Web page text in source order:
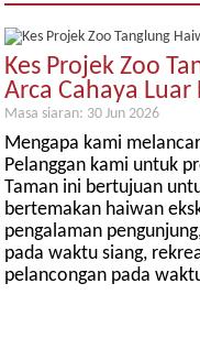
Kes Projek Zoo
Arca Cahaya Luar
Masa siaran: 30 Jun 2026
Mengapa kami
Pelanggan kami untuk
Taman ini bertujuan
bertemakan haiwan
pengalaman
pada waktu siang,
pelancongan pada